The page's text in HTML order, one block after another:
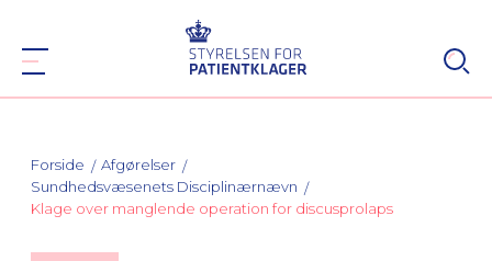
Forside
Afgørelser
Sundhedsvæsenets Disciplinærnævn
Klage over manglende operation for discusprolaps